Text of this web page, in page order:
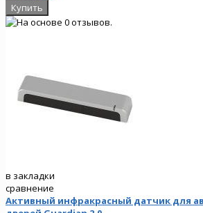
в закладки
сравнение
Активный инфракрасный датчик для